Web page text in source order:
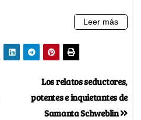
Los relatos seductores,
potentes e inquietantes de
Samanta Schweblin